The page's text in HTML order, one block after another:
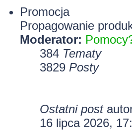
Promocja
Propagowanie
Moderator:
384 Tematy
3829 Posty
Ostatni post
16 lipca 2026,